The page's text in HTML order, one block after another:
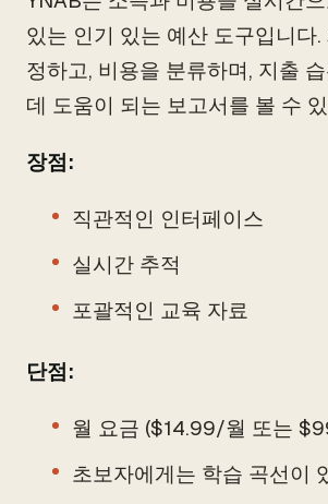
있는 인기 있는 예산 도구입니다.
정하고, 비용을 분류하며, 지출
데 도움이 되는 보고서를 볼 수
장점:
직관적인 인터페이스
실시간 추적
포괄적인 교육 자료
단점:
월 요금 ($14.99/월 또는
초보자에게는 학습 곡선이